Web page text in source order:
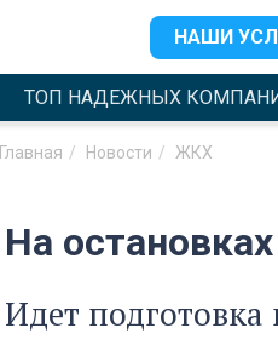
НАШИ
ТОП НАДЕЖНЫХ
Главная Новости ЖКХ
На
Идет подготовка